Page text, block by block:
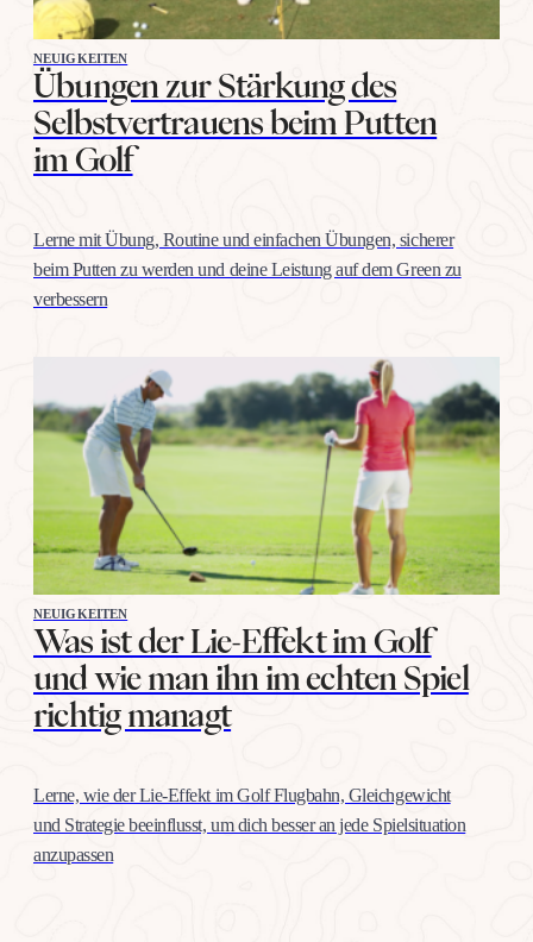
NEUIGKEITEN
Übungen zur Stärkung des
Selbstvertrauens beim Putten
im Golf
Lerne mit Übung, Routine und einfachen Übungen, sicherer
beim Putten zu werden und deine Leistung auf dem Green zu
verbessern
NEUIGKEITEN
Was ist der Lie-Effekt im Golf
und wie man ihn im echten Spiel
richtig managt
Lerne, wie der Lie-Effekt im Golf Flugbahn, Gleichgewicht
und Strategie beeinflusst, um dich besser an jede Spielsituation
anzupassen